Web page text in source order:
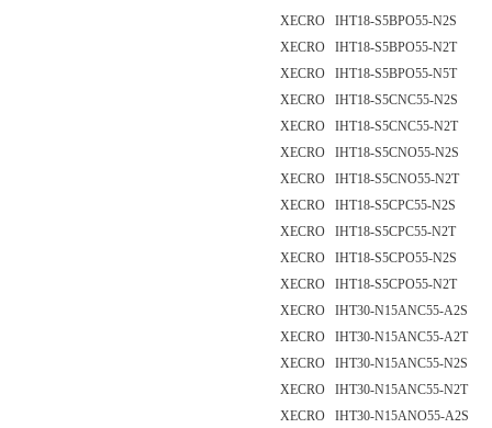
XECRO IHT18-S5BPO55-N2S
XECRO IHT18-S5BPO55-N2T
XECRO IHT18-S5BPO55-N5T
XECRO IHT18-S5CNC55-N2S
XECRO IHT18-S5CNC55-N2T
XECRO IHT18-S5CNO55-N2S
XECRO IHT18-S5CNO55-N2T
XECRO IHT18-S5CPC55-N2S
XECRO IHT18-S5CPC55-N2T
XECRO IHT18-S5CPO55-N2S
XECRO IHT18-S5CPO55-N2T
XECRO IHT30-N15ANC55-A2S
XECRO IHT30-N15ANC55-A2T
XECRO IHT30-N15ANC55-N2S
XECRO IHT30-N15ANC55-N2T
XECRO IHT30-N15ANO55-A2S